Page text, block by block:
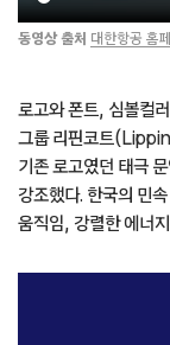
동영상 출처 대한항공 홈
로고와 폰트, 심볼컬
그룹 리핀코트
기존 로고였던 태극
강조했다. 한국의 민
움직임, 강렬한 에너